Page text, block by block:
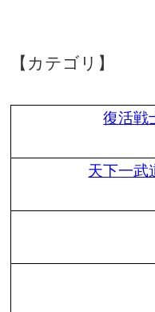
【カテゴリ】
復活戦
天下一武